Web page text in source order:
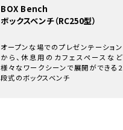
BOX Bench
ボックスベンチ（RC250型）
オープンな場でのプレゼンテーション
から、休息用のカフェスペースなど
様々なワークシーンで展開ができる2
段式のボックスベンチ